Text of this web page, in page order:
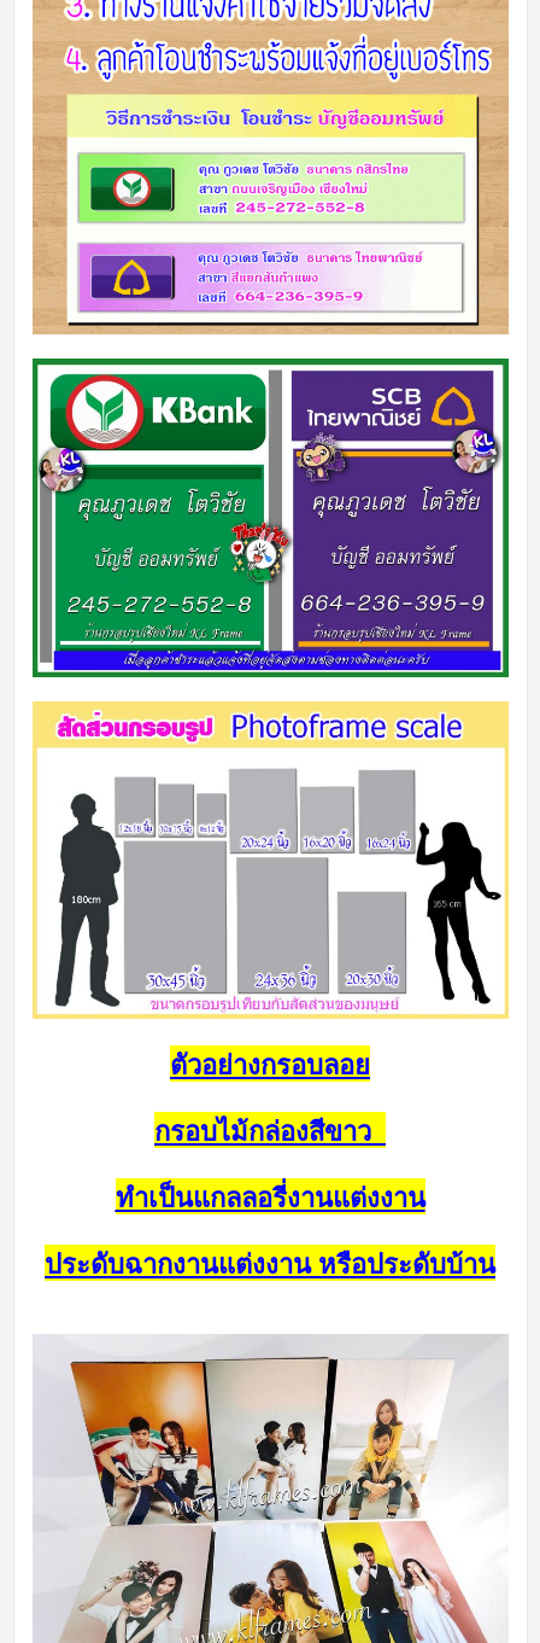
ตัวอย่างกรอบลอย
กรอบไม้กล่องสีขาว
ทำเป็นแกลลอรี่งานแต่งงาน
ประดับฉากงานแต่งงาน หรือประดับบ้าน